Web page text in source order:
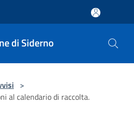
di Siderno
>
al calendario di raccolta.